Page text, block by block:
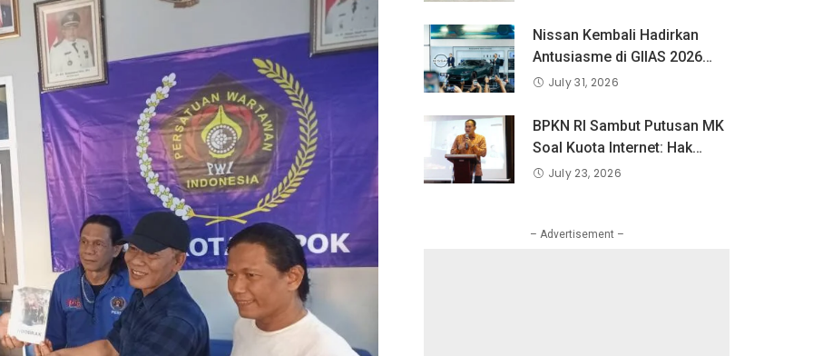
di PLN Mobile Jalan Juara
JEVA Spike Nation 2026.
Nissan Kembali Hadirkan
Antusiasme di GIIAS 2026
melalui Debut Perdana”
July 31, 2026
BPKN RI Sambut Putusan MK
Soal Kuota Internet: Hak
Konsumen Tak Boleh Hangus
July 23, 2026
– Advertisement –